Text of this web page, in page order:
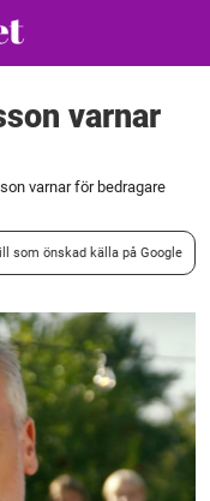
varnar
varnar för bedragare
som önskad källa på Google